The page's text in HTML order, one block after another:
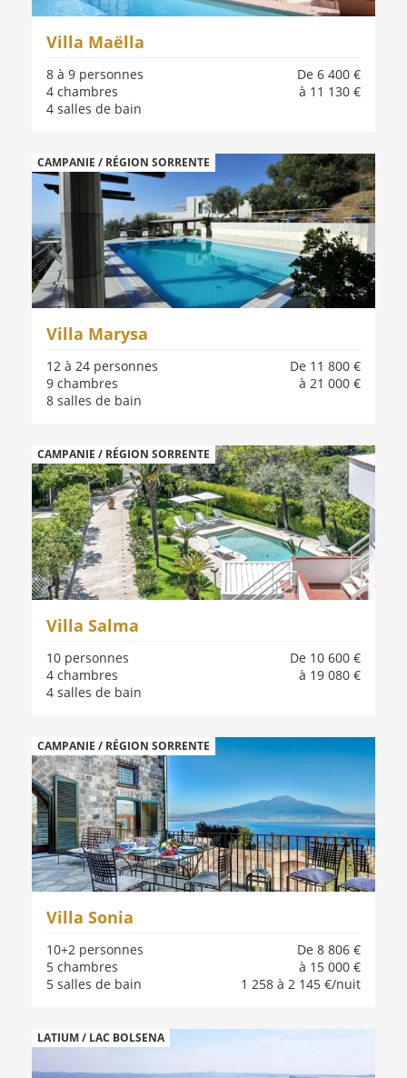
Villa Maëlla
De 6 400 €
à 11 130 €
8 à 9 personnes
4 chambres
4 salles de bain
CAMPANIE / RÉGION SORRENTE
Villa Marysa
De 11 800 €
à 21 000 €
12 à 24 personnes
9 chambres
8 salles de bain
CAMPANIE / RÉGION SORRENTE
Villa Salma
De 10 600 €
à 19 080 €
10 personnes
4 chambres
4 salles de bain
CAMPANIE / RÉGION SORRENTE
Villa Sonia
De 8 806 €
à 15 000 €
1 258 à 2 145 €/nuit
10+2 personnes
5 chambres
5 salles de bain
LATIUM / LAC BOLSENA